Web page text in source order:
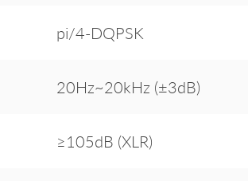
pi/4-DQPSK
20Hz~20kHz (±3dB)
≥105dB (XLR)